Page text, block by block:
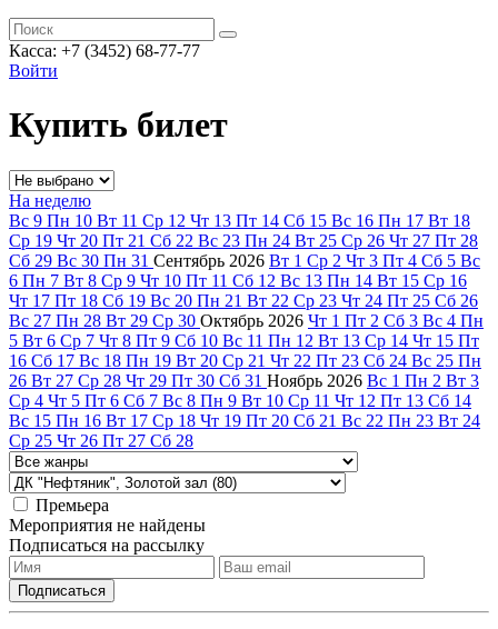
Касса: +7 (3452) 68-77-77
Войти
Купить билет
На неделю
Вс 9 Пн 10 Вт 11 Ср 12 Чт 13 Пт 14 Сб 15 Вс 16 Пн 17 Вт 18
Ср 19 Чт 20 Пт 21 Сб 22 Вс 23 Пн 24 Вт 25 Ср 26 Чт 27 Пт 28
Сб 29 Вс 30 Пн 31 Сентябрь 2026 Вт 1 Ср 2 Чт 3 Пт 4 Сб 5 Вс
6 Пн 7 Вт 8 Ср 9 Чт 10 Пт 11 Сб 12 Вс 13 Пн 14 Вт 15 Ср 16
Чт 17 Пт 18 Сб 19 Вс 20 Пн 21 Вт 22 Ср 23 Чт 24 Пт 25 Сб 26
Вс 27 Пн 28 Вт 29 Ср 30 Октябрь 2026 Чт 1 Пт 2 Сб 3 Вс 4 Пн
5 Вт 6 Ср 7 Чт 8 Пт 9 Сб 10 Вс 11 Пн 12 Вт 13 Ср 14 Чт 15 Пт
16 Сб 17 Вс 18 Пн 19 Вт 20 Ср 21 Чт 22 Пт 23 Сб 24 Вс 25 Пн
26 Вт 27 Ср 28 Чт 29 Пт 30 Сб 31 Ноябрь 2026 Вс 1 Пн 2 Вт 3
Ср 4 Чт 5 Пт 6 Сб 7 Вс 8 Пн 9 Вт 10 Ср 11 Чт 12 Пт 13 Сб 14
Вс 15 Пн 16 Вт 17 Ср 18 Чт 19 Пт 20 Сб 21 Вс 22 Пн 23 Вт 24
Ср 25 Чт 26 Пт 27 Сб 28
Премьера
Мероприятия не найдены
Подписаться на рассылку